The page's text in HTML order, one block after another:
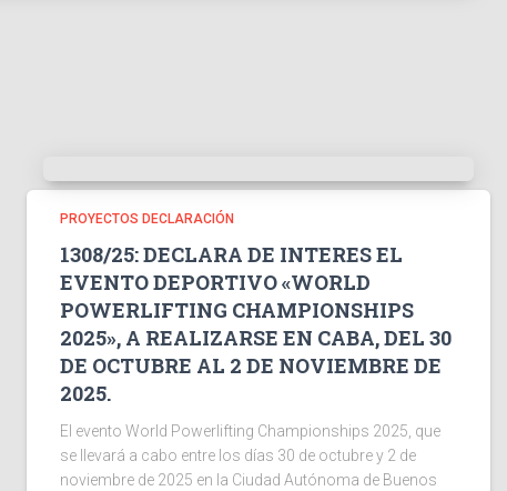
PROYECTOS DECLARACIÓN
1308/25: DECLARA DE INTERES EL
EVENTO DEPORTIVO «WORLD
POWERLIFTING CHAMPIONSHIPS
2025», A REALIZARSE EN CABA, DEL 30
DE OCTUBRE AL 2 DE NOVIEMBRE DE
2025.
El evento World Powerlifting Championships 2025, que
se llevará a cabo entre los días 30 de octubre y 2 de
noviembre de 2025 en la Ciudad Autónoma de Buenos